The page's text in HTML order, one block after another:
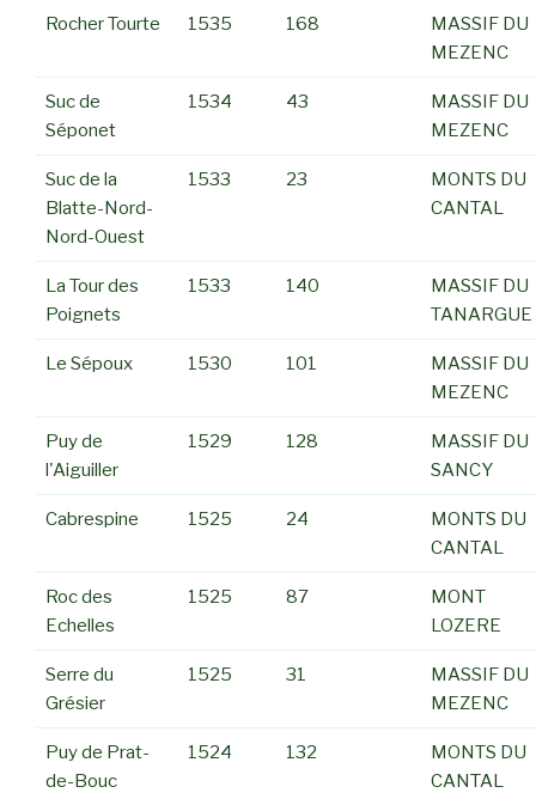
Rocher Tourte 1535 168
MASSIF DU
MEZENC
Suc de
Séponet
1534 43
MASSIF DU
MEZENC
Suc de la
Blatte-Nord-
Nord-Ouest
1533 23
MONTS DU
CANTAL
La Tour des
Poignets
1533 140
MASSIF DU
TANARGUE
Le Sépoux 1530 101
MASSIF DU
MEZENC
Puy de
l'Aiguiller
1529 128
MASSIF DU
SANCY
Cabrespine 1525 24
MONTS DU
CANTAL
Roc des
Echelles
1525 87
MONT
LOZERE
Serre du
Grésier
1525 31
MASSIF DU
MEZENC
Puy de Prat-
de-Bouc
1524 132
MONTS DU
CANTAL